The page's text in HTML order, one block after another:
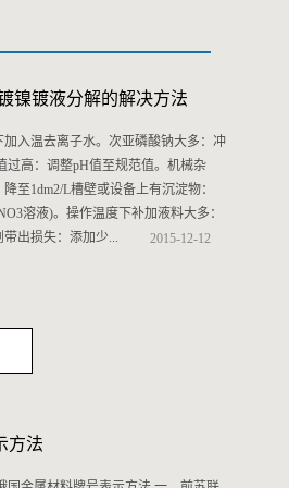
镍镀液分解的解决方法
入温去离子水。次亚磷酸钠大多：冲
过高：调整pH值至规范值。机械杂
至1dm2/L槽壁或设备上有沉淀物：
溶液)。操作温度下补加液料大多：
出损失：添加少...
2015-12-12
方法